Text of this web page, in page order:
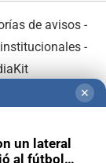
de avisos -
-
✕
un lateral
al fútbol